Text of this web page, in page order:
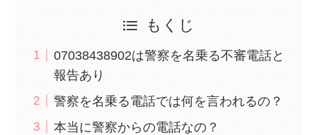
もくじ
07038438902は警察を名乗る不審電話と
報告あり
警察を名乗る電話では何を言われるの？
本当に警察からの電話なの？